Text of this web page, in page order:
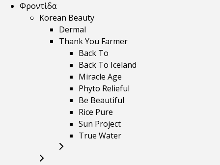
Φροντίδα
Korean Beauty
Dermal
Thank You Farmer
Back To
Back To Iceland
Miracle Age
Phyto Relieful
Be Beautiful
Rice Pure
Sun Project
True Water